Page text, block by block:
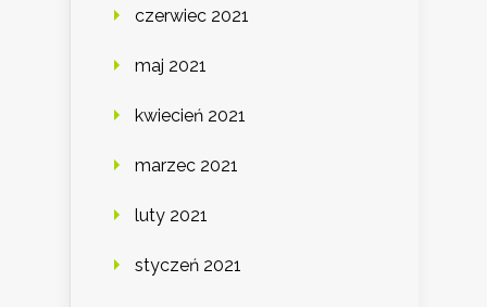
czerwiec 2021
maj 2021
kwiecień 2021
marzec 2021
luty 2021
styczeń 2021